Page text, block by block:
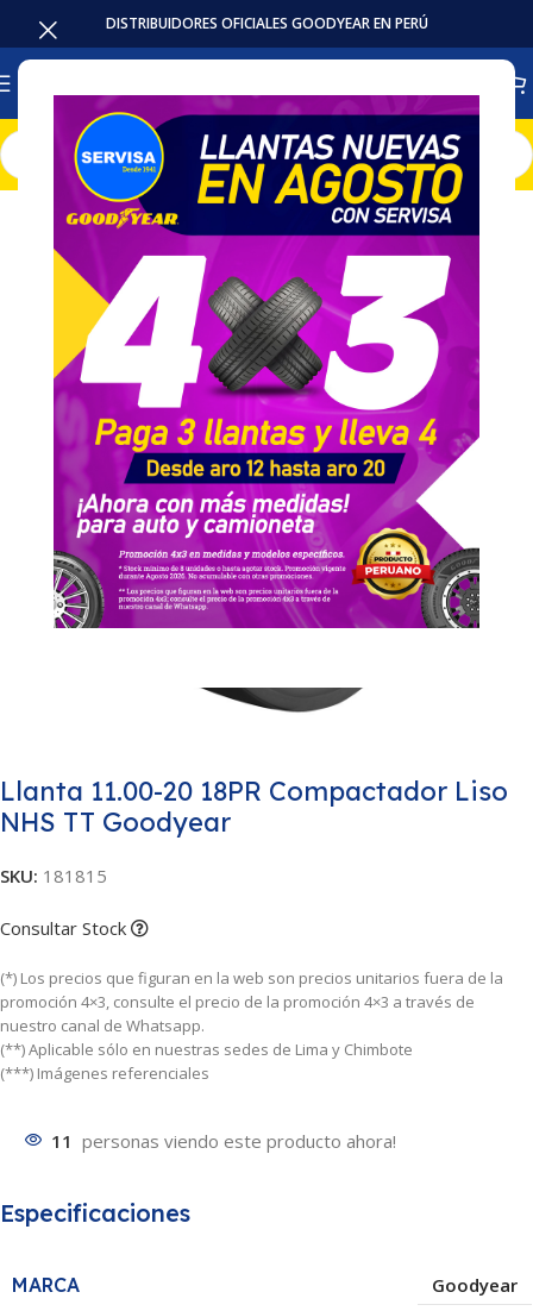
DISTRIBUIDORES OFICIALES GOODYEAR EN PERÚ
Inicio Llantas OTR
Llanta 11.00-20 18PR Compactador Liso
NHS TT Goodyear
SKU: 181815
Consultar Stock
(*) Los precios que figuran en la web son precios unitarios fuera de la
promoción 4×3, consulte el precio de la promoción 4×3 a través de
nuestro canal de Whatsapp.
(**) Aplicable sólo en nuestras sedes de Lima y Chimbote
(***) Imágenes referenciales
11 personas viendo este producto ahora!
Especificaciones
MARCA Goodyear